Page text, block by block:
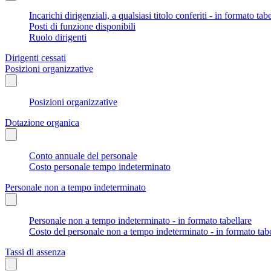
Incarichi dirigenziali, a qualsiasi titolo conferiti - in formato
Posti di funzione disponibili
Ruolo dirigenti
Dirigenti cessati
Posizioni organizzative
Posizioni organizzative
Dotazione organica
Conto annuale del personale
Costo personale tempo indeterminato
Personale non a tempo indeterminato
Personale non a tempo indeterminato - in formato tabellare
Costo del personale non a tempo indeterminato - in formato
Tassi di assenza